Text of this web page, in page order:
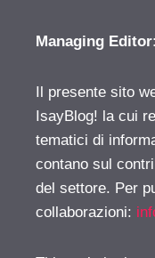
Managing Editor
Il presente sito
IsayBlog! la cui
tematici di
contano sul
del settore. Per
collaborazioni: